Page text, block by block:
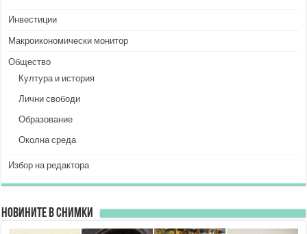
Инвестиции
Макроикономически монитор
Общество
Култура и история
Лични свободи
Образование
Околна среда
Избор на редактора
Новините в снимки